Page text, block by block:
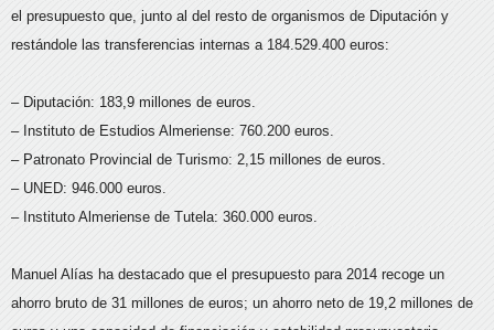
el presupuesto que, junto al del resto de organismos de Diputación y
restándole las transferencias internas a 184.529.400 euros:
– Diputación: 183,9 millones de euros.
– Instituto de Estudios Almeriense: 760.200 euros.
– Patronato Provincial de Turismo: 2,15 millones de euros.
– UNED: 946.000 euros.
– Instituto Almeriense de Tutela: 360.000 euros.
Manuel Alías ha destacado que el presupuesto para 2014 recoge un
ahorro bruto de 31 millones de euros; un ahorro neto de 19,2 millones de